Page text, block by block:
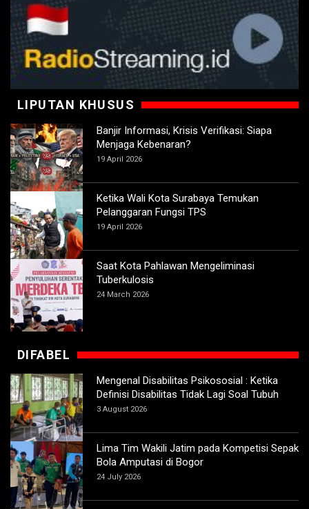
LIPUTAN KHUSUS
Banjir Informasi, Krisis Verifikasi: Siapa
Menjaga Kebenaran?
19 April 2026
Ketika Wali Kota Surabaya Temukan
Pelanggaran Fungsi TPS
19 April 2026
Saat Kota Pahlawan Mengeliminasi
Tuberkulosis
24 March 2026
DIFABEL
Mengenal Disabilitas Psikososial : Ketika
Definisi Disabilitas Tidak Lagi Soal Tubuh
3 August 2026
Lima Tim Wakili Jatim pada Kompetisi Sepak
Bola Amputasi di Bogor
24 July 2026